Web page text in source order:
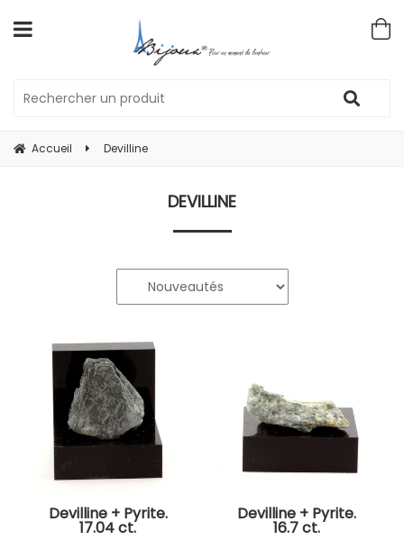
Accueil Devilline
DEVILLINE
Devilline + Pyrite.
17.04 ct.
Devilline + Pyrite.
16.7 ct.